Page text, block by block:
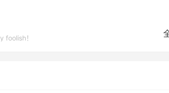
foolish！